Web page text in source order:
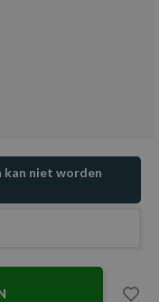
niet worden